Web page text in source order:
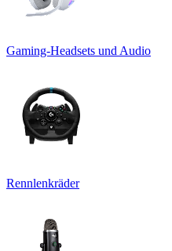
Gaming-Headsets und Audio
Rennlenkräder